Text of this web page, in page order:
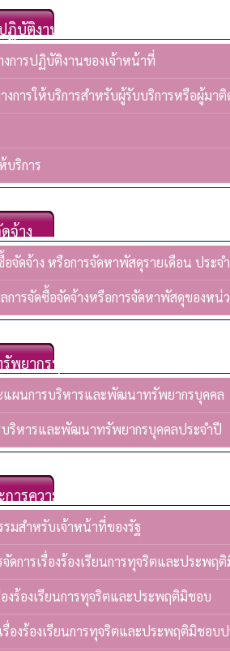
ฏิบัติงาน
การปฏิบัติงานของเจ้าหน้าที่
การให้บริการสำหรับผู้รับบริการหรือผู้มา
บริการ
จ้าง
อจัดจ้าง หรือการจัดหาพัสดุรายเดือน ประ
การจัดซื้อจัดจ้างหรือการจัดหาพัสดุของห
พยากรบุคล
ผนการบริหารและพัฒนาทรัพยากรบุคคล
บริหารและพัฒนาทรัพยากรบุคคลประจําปี
ารความโปร่งใส
มสำหรับเจ้าหน้าที่ของรัฐ
ดการเรื่องร้องเรียนการทุจริตและประพฤ
งร้องเรียนการทุจริตและประพฤติมิชอบ
รื่องร้องเรียนการทุจริตและประพฤติมิชอบ